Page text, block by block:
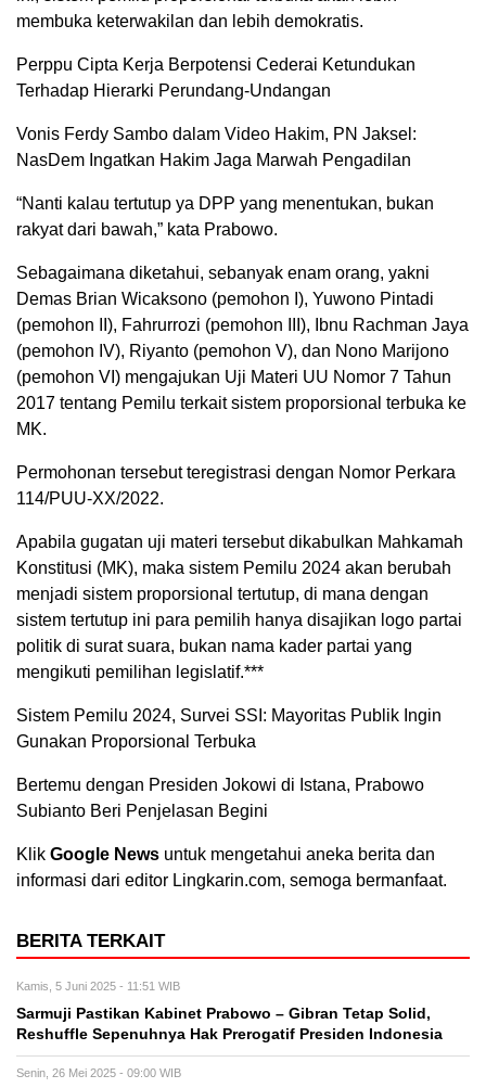
membuka keterwakilan dan lebih demokratis.
Perppu Cipta Kerja Berpotensi Cederai Ketundukan
Terhadap Hierarki Perundang-Undangan
Vonis Ferdy Sambo dalam Video Hakim, PN Jaksel:
NasDem Ingatkan Hakim Jaga Marwah Pengadilan
“Nanti kalau tertutup ya DPP yang menentukan, bukan
rakyat dari bawah,” kata Prabowo.
Sebagaimana diketahui, sebanyak enam orang, yakni
Demas Brian Wicaksono (pemohon I), Yuwono Pintadi
(pemohon II), Fahrurrozi (pemohon III), Ibnu Rachman Jaya
(pemohon IV), Riyanto (pemohon V), dan Nono Marijono
(pemohon VI) mengajukan Uji Materi UU Nomor 7 Tahun
2017 tentang Pemilu terkait sistem proporsional terbuka ke
MK.
Permohonan tersebut teregistrasi dengan Nomor Perkara
114/PUU-XX/2022.
Apabila gugatan uji materi tersebut dikabulkan Mahkamah
Konstitusi (MK), maka sistem Pemilu 2024 akan berubah
menjadi sistem proporsional tertutup, di mana dengan
sistem tertutup ini para pemilih hanya disajikan logo partai
politik di surat suara, bukan nama kader partai yang
mengikuti pemilihan legislatif.***
Sistem Pemilu 2024, Survei SSI: Mayoritas Publik Ingin
Gunakan Proporsional Terbuka
Bertemu dengan Presiden Jokowi di Istana, Prabowo
Subianto Beri Penjelasan Begini
Klik Google News untuk mengetahui aneka berita dan
informasi dari editor Lingkarin.com, semoga bermanfaat.
BERITA TERKAIT
Kamis, 5 Juni 2025 - 11:51 WIB
Sarmuji Pastikan Kabinet Prabowo – Gibran Tetap Solid,
Reshuffle Sepenuhnya Hak Prerogatif Presiden Indonesia
Senin, 26 Mei 2025 - 09:00 WIB